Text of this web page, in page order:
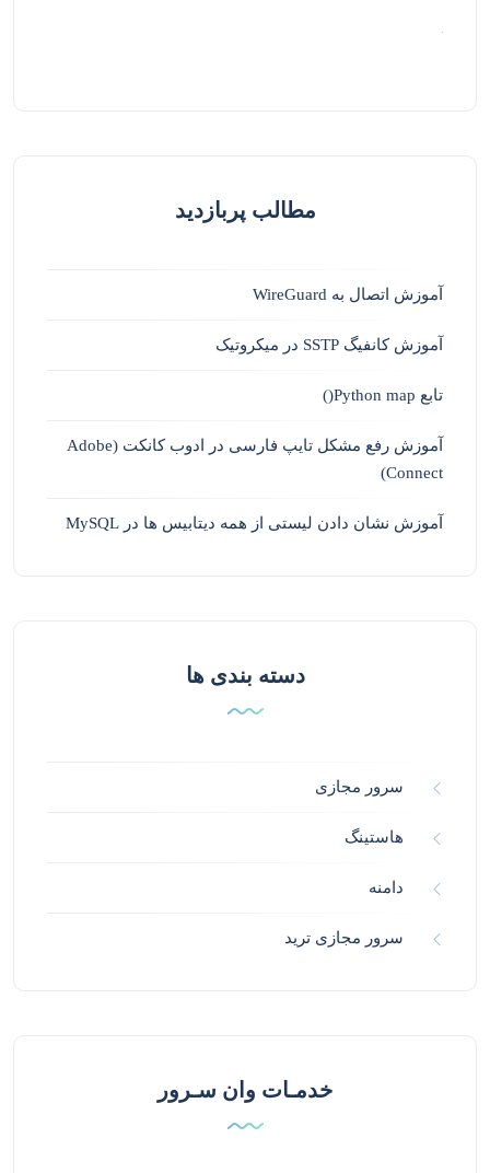
مطالب پربازدید
آموزش اتصال به WireGuard
آموزش کانفیگ SSTP در میکروتیک
تابع Python map()
آموزش رفع مشکل تایپ فارسی در ادوب کانکت (Adobe
Connect)
آموزش نشان دادن لیستی از همه دیتابیس ها در MySQL
دسته بندی ها
سرور مجازی
هاستینگ
دامنه
سرور مجازی ترید
خدمـات وان سـرور